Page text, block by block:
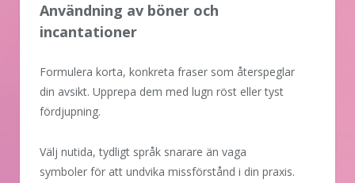
Användning av böner och
incantationer
Formulera korta, konkreta fraser som återspeglar
din avsikt. Upprepa dem med lugn röst eller tyst
fördjupning.
Välj nutida, tydligt språk snarare än vaga
symboler för att undvika missförstånd i din praxis.